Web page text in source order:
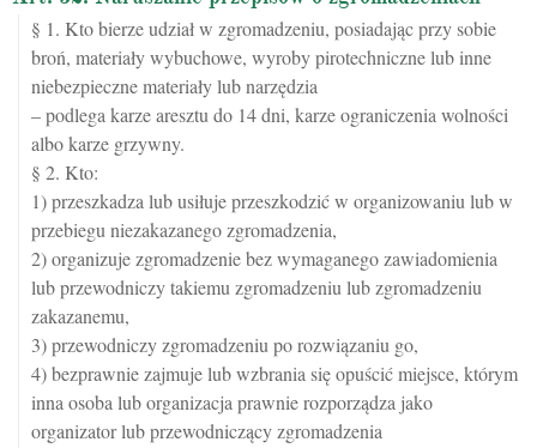
§ 1. Kto bierze udział w zgromadzeniu, posiadając przy sobie
broń, materiały wybuchowe, wyroby pirotechniczne lub inne
niebezpieczne materiały lub narzędzia
– podlega karze aresztu do 14 dni, karze ograniczenia wolności
albo karze grzywny.
§ 2. Kto:
1) przeszkadza lub usiłuje przeszkodzić w organizowaniu lub w
przebiegu niezakazanego zgromadzenia,
2) organizuje zgromadzenie bez wymaganego zawiadomienia
lub przewodniczy takiemu zgromadzeniu lub zgromadzeniu
zakazanemu,
3) przewodniczy zgromadzeniu po rozwiązaniu go,
4) bezprawnie zajmuje lub wzbrania się opuścić miejsce, którym
inna osoba lub organizacja prawnie rozporządza jako
organizator lub przewodniczący zgromadzenia